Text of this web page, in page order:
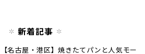
新着記事
【名古屋・港区】焼きたてパンと人気モー